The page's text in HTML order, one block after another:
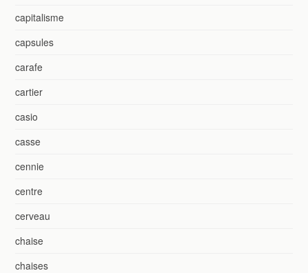
capitalisme
capsules
carafe
cartier
casio
casse
cennie
centre
cerveau
chaise
chaises